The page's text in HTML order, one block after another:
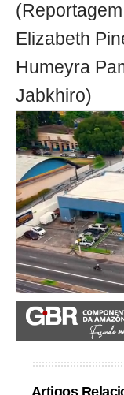
Elizabeth
Humeyra
Jabkhiro)